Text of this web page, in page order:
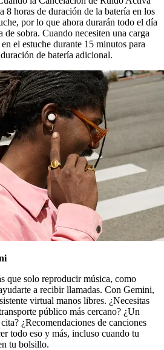
8 horas de duración de la batería en los
por lo que ahora durarán todo el día
de sobra. Cuando necesiten una carga
el estuche durante 15 minutos para
de batería adicional.
que solo reproducir música, como
a recibir llamadas. Con Gemini,
virtual manos libres. ¿Necesitas
público más cercano? ¿Un
¿Recomendaciones de canciones
todo eso y más, incluso cuando tu
tu bolsillo.